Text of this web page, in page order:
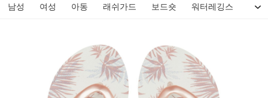
남성 여성 아동 래쉬가드 보드숏 워터레깅스 비
메뉴